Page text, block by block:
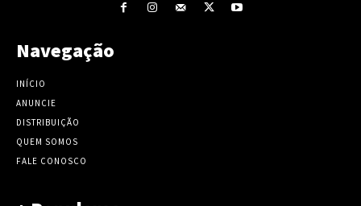
Navegação
INÍCIO
ANUNCIE
DISTRIBUIÇÃO
QUEM SOMOS
FALE CONOSCO